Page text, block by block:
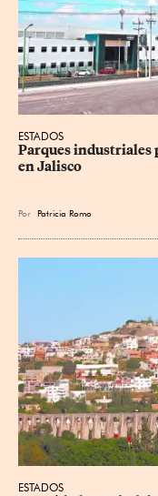
ESTADOS
Parques industriales
en Jalisco
Por Patricia Romo
ESTADOS